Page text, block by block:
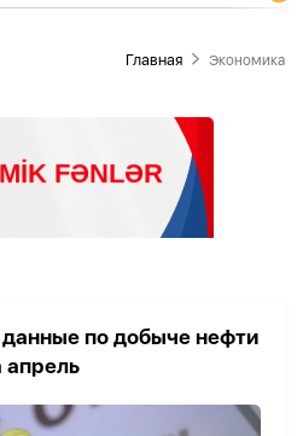
Главная Экономика
данные по добыче нефти
апрель